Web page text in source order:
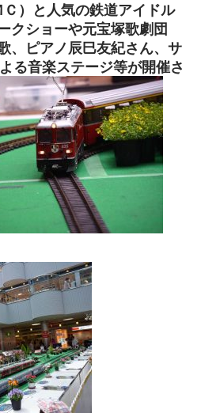
）と人気の鉄道アイドル
クショーや元宝塚歌劇団
、ピアノ辰巳友紀さん、サ
る音楽ステージ等が開催さ